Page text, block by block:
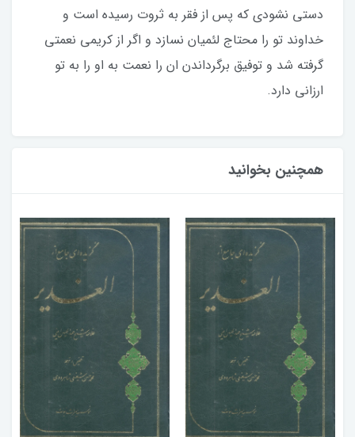
دستی نشودی که پس از فقر به ثروت رسیده است و
خداوند تو را محتاج لئمیان نسازد و اگر از کریمی نعمتی
گرفته شد و توفیق برگرداندن ان را نعمت به او را به تو
ارزانی دارد.
همچنین بخوانید